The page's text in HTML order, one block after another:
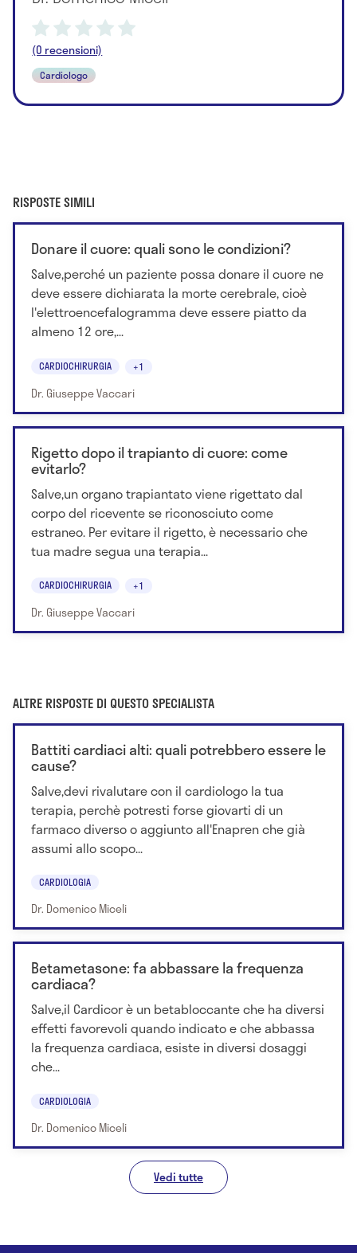
(0 recensioni)
Cardiologo
RISPOSTE SIMILI
Donare il cuore: quali sono le condizioni?
Salve,perché un paziente possa donare il cuore ne
deve essere dichiarata la morte cerebrale, cioè
l'elettroencefalogramma deve essere piatto da
almeno 12 ore,...
CARDIOCHIRURGIA +1
Dr. Giuseppe Vaccari
Rigetto dopo il trapianto di cuore: come
evitarlo?
Salve,un organo trapiantato viene rigettato dal
corpo del ricevente se riconosciuto come
estraneo. Per evitare il rigetto, è necessario che
tua madre segua una terapia...
CARDIOCHIRURGIA +1
Dr. Giuseppe Vaccari
ALTRE RISPOSTE DI QUESTO SPECIALISTA
Battiti cardiaci alti: quali potrebbero essere le
cause?
Salve,devi rivalutare con il cardiologo la tua
terapia, perchè potresti forse giovarti di un
farmaco diverso o aggiunto all'Enapren che già
assumi allo scopo...
CARDIOLOGIA
Dr. Domenico Miceli
Betametasone: fa abbassare la frequenza
cardiaca?
Salve,il Cardicor è un betabloccante che ha diversi
effetti favorevoli quando indicato e che abbassa
la frequenza cardiaca, esiste in diversi dosaggi
che...
CARDIOLOGIA
Dr. Domenico Miceli
Vedi tutte